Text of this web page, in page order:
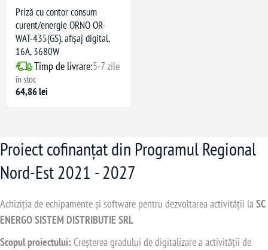
Priză cu contor consum
curent/energie ORNO OR-
WAT-435(GS), afișaj digital,
16A, 3680W
Timp de livrare:5-7 zile
în stoc
64,86 lei
Proiect cofinanțat din Programul Regional
Nord-Est 2021 - 2027
Achiziția de echipamente și software pentru dezvoltarea activității laSC
ENERGO SISTEM DISTRIBUTIE SRL
Scopul proiectului: Creșterea gradului de digitalizare a activității de